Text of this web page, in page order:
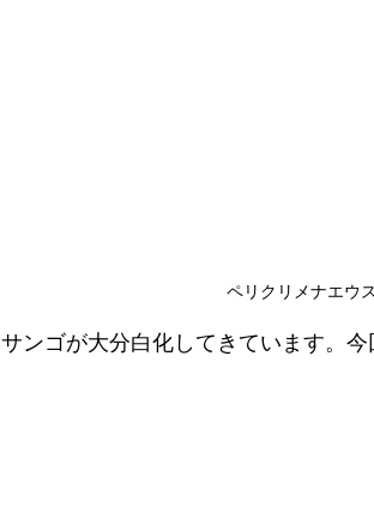
ペリクリメナエウ
サンゴが大分白化してきています。